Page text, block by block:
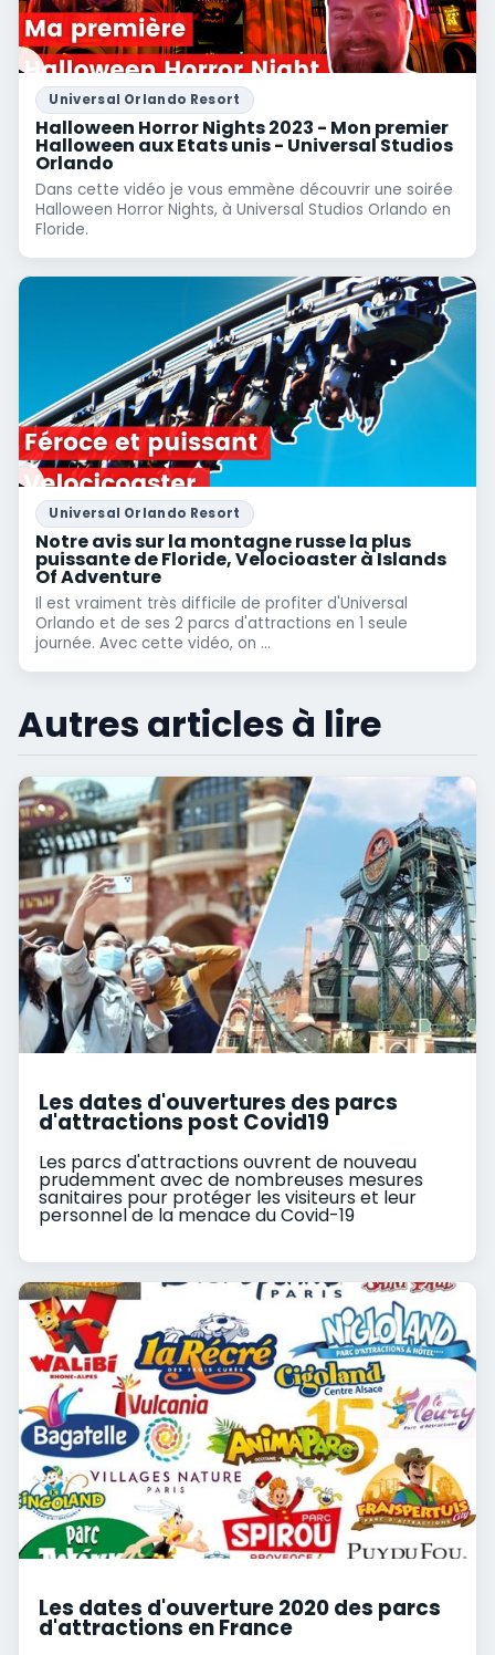
Universal Orlando Resort
Halloween Horror Nights 2023 - Mon premier
Halloween aux Etats unis - Universal Studios
Orlando
Dans cette vidéo je vous emmène découvrir une soirée
Halloween Horror Nights, à Universal Studios Orlando en
Floride.
Universal Orlando Resort
Notre avis sur la montagne russe la plus
puissante de Floride, Velocioaster à Islands
Of Adventure
Il est vraiment très difficile de profiter d'Universal
Orlando et de ses 2 parcs d'attractions en 1 seule
journée. Avec cette vidéo, on ...
Autres articles à lire
Les dates d'ouvertures des parcs
d'attractions post Covid19
Les parcs d'attractions ouvrent de nouveau
prudemment avec de nombreuses mesures
sanitaires pour protéger les visiteurs et leur
personnel de la menace du Covid-19
Les dates d'ouverture 2020 des parcs
d'attractions en France